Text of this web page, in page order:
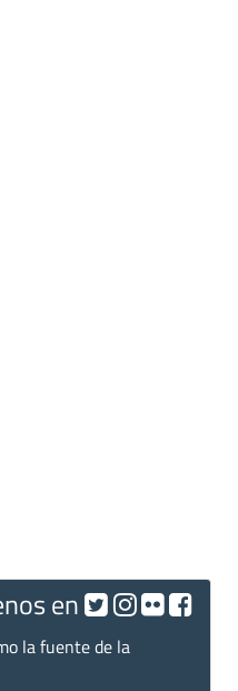
en
la fuente de la